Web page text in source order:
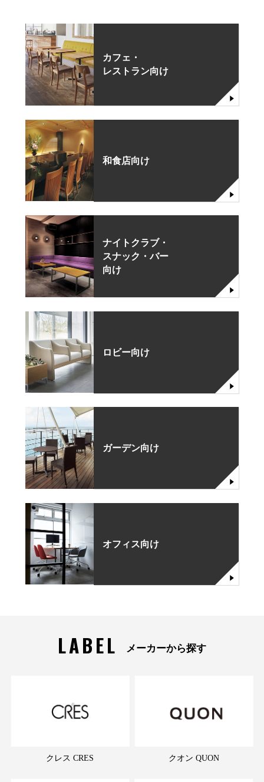
カフェ・
レストラン向け
和食店向け
ナイトクラブ・
スナック・バー
向け
ロビー向け
ガーデン向け
オフィス向け
LABEL メーカーから探す
クレス CRES クオン QUON